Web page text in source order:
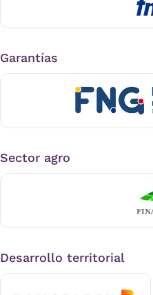
Garantías
Sector agro
Desarrollo territorial